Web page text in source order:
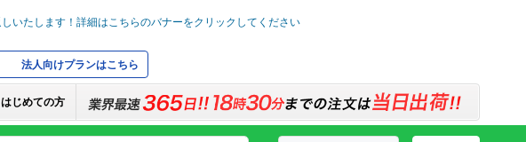
法人向けプランはこちら
はじめての方